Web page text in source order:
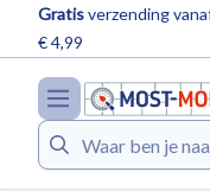
Gratisverzending
€ 4,99
Zoeken